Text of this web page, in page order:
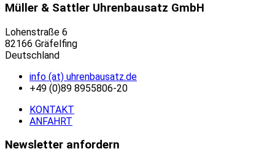
Müller & Sattler Uhrenbausatz GmbH
Lohenstraße 6
82166 Gräfelfing
Deutschland
info (at) uhrenbausatz.de
+49 (0)89 8955806-20
KONTAKT
ANFAHRT
Newsletter anfordern